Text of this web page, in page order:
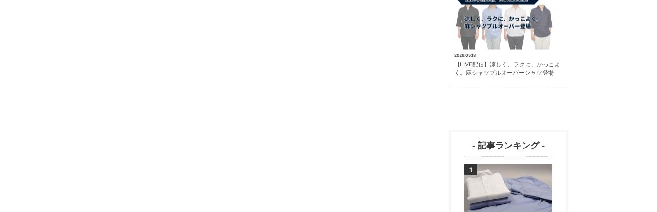
2026.05.18
【LIVE配信】涼しく、ラクに、かっこよ
く。麻シャツプルオーバーシャツ登場
- 記事ランキング -